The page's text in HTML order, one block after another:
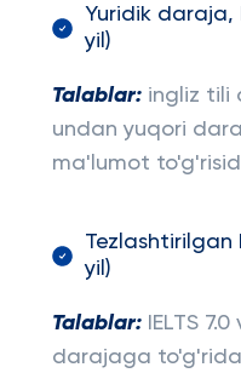
Yuridik daraja,
yil)
Talablar:ingliz tili
undan yuqori
ma'lumot
Tezlashtirilgan
yil)
Talablar:IELTS
darajaga